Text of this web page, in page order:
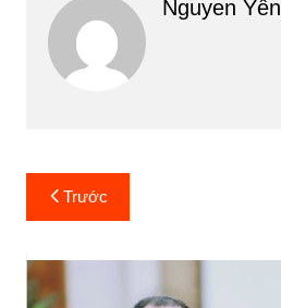
Nguyen Yến
Điều
hướng
bài
viết
Trước